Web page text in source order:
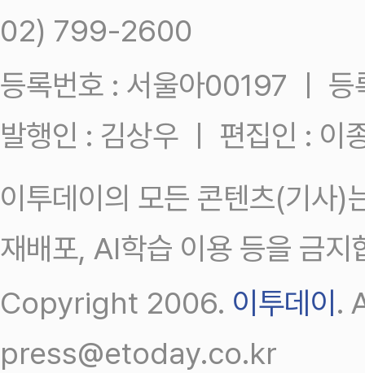
02) 799-2600
등록번호 : 서울아00197 ㅣ
발행인 : 김상우 ㅣ 편집인 : 이
이투데이의 모든 콘텐츠(기사)
재배포, AI학습 이용 등을 금지
Copyright 2006. 이투데이 .
press@etoday.co.kr